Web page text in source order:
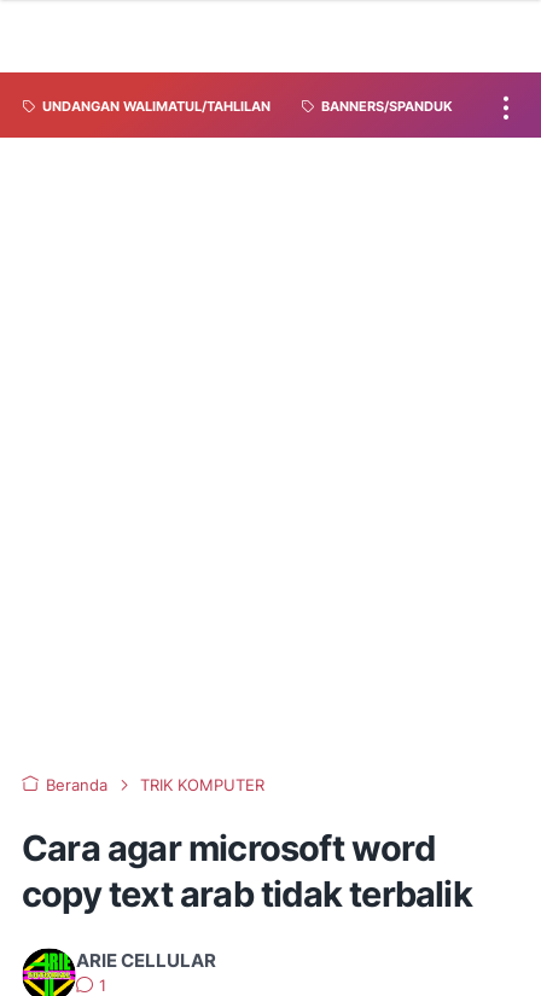
UNDANGAN WALIMATUL/TAHLILAN BANNERS/SPANDUK
Beranda TRIK KOMPUTER
Cara agar microsoft word
copy text arab tidak terbalik
ARIE CELLULAR
1